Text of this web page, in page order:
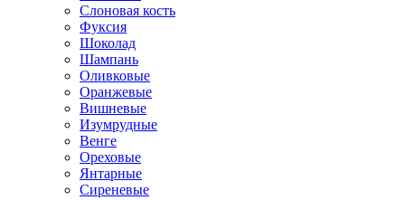
Слоновая кость
Фуксия
Шоколад
Шампань
Оливковые
Оранжевые
Вишневые
Изумрудные
Венге
Ореховые
Янтарные
Сиреневые